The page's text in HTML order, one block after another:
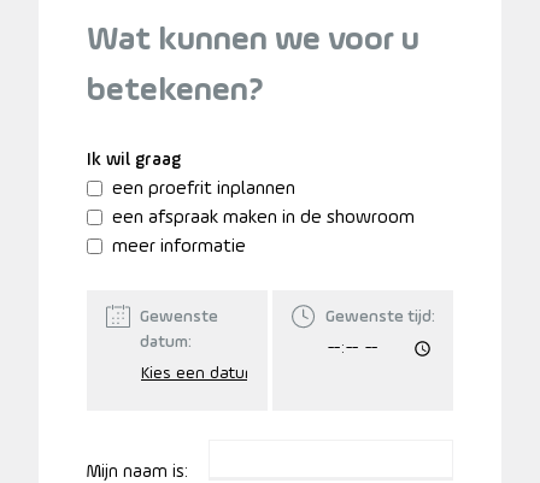
Wat kunnen we voor u
betekenen?
Ik wil graag
een proefrit inplannen
een afspraak maken in de showroom
meer informatie
Gewenste
datum:
Gewenste tijd:
Mijn naam is: